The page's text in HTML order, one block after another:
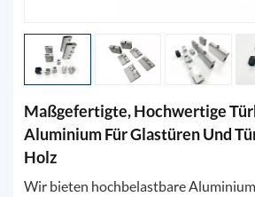
Maßgefertigte, Hochwertige
Aluminium Für Glastüren Und
Holz
Wir bieten hochbelastbare